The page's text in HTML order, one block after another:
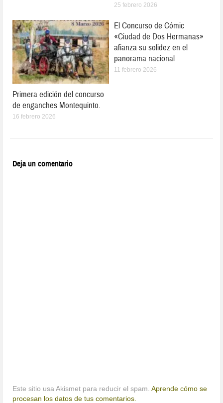
25 febrero 2026
Primera edición del concurso
de enganches Montequinto.
16 febrero 2026
El Concurso de Cómic
«Ciudad de Dos Hermanas»
afianza su solidez en el
panorama nacional
11 febrero 2026
Deja un comentario
Este sitio usa Akismet para reducir el spam.Aprende cómo se
procesan los datos de tus comentarios.